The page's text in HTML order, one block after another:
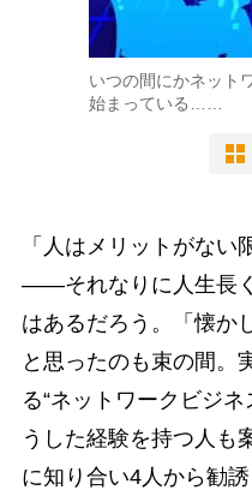
いつの間にかネット
始まっている……
「人はメリットがない
――それなりに人生長
はあるだろう。「懐か
と思ったのも束の間。
る“ネットワークビジ
うした経験を持つ人も
に知り合い4人から勧